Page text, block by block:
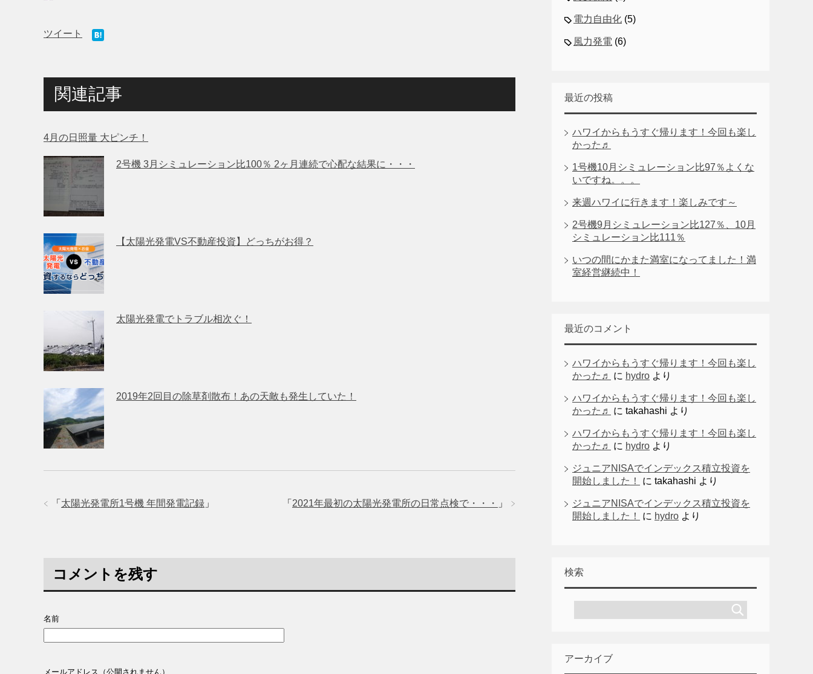
ツイート
関連記事
4月の日照量 大ピンチ！
2号機 3月シミュレーション比100％ 2ヶ月連続で心配な結果に・・・
【太陽光発電VS不動産投資】どっちがお得？
太陽光発電でトラブル相次ぐ！
2019年2回目の除草剤散布！あの天敵も発生していた！
「 2021年最初の太陽光発電所の日常点検で・・・ 」
「 太陽光発電所1号機 年間発電記録 」
コメントを残す
名前
メールアドレス（公開されません）
電力自由化 (5)
風力発電 (6)
最近の投稿
ハワイからもうすぐ帰ります！今回も楽し
かった♬
1号機10月シミュレーション比97％よくな
いですね。。。
来週ハワイに行きます！楽しみです～
2号機9月シミュレーション比127％、10月
シミュレーション比111％
いつの間にかまた満室になってました！満
室経営継続中！
最近のコメント
ハワイからもうすぐ帰ります！今回も楽し
かった♬
に hydro より
ハワイからもうすぐ帰ります！今回も楽し
かった♬
に takahashi より
ハワイからもうすぐ帰ります！今回も楽し
かった♬
に hydro より
ジュニアNISAでインデックス積立投資を
開始しました！
に takahashi より
ジュニアNISAでインデックス積立投資を
開始しました！
に hydro より
検索
アーカイブ